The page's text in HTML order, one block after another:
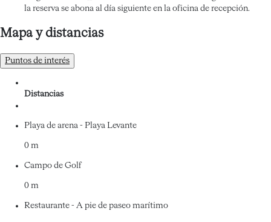
la reserva se abona al día siguiente en la oficina de recepción.
Mapa y distancias
Puntos de interés
Distancias
Playa de arena - Playa Levante
0 m
Campo de Golf
0 m
Restaurante - A pie de paseo marítimo